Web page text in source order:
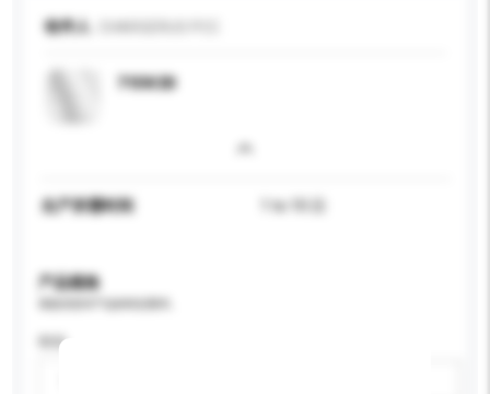
收件人
7159/20
生产所需时间 1 to 10 日
产品规格
特色